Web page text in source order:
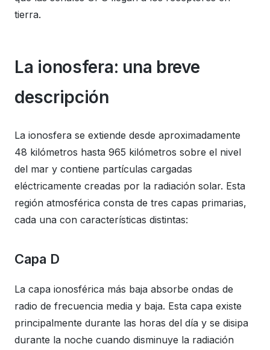
tierra.
La ionosfera: una breve
descripción
La ionosfera se extiende desde aproximadamente
48 kilómetros hasta 965 kilómetros sobre el nivel
del mar y contiene partículas cargadas
eléctricamente creadas por la radiación solar. Esta
región atmosférica consta de tres capas primarias,
cada una con características distintas:
Capa D
La capa ionosférica más baja absorbe ondas de
radio de frecuencia media y baja. Esta capa existe
principalmente durante las horas del día y se disipa
durante la noche cuando disminuye la radiación